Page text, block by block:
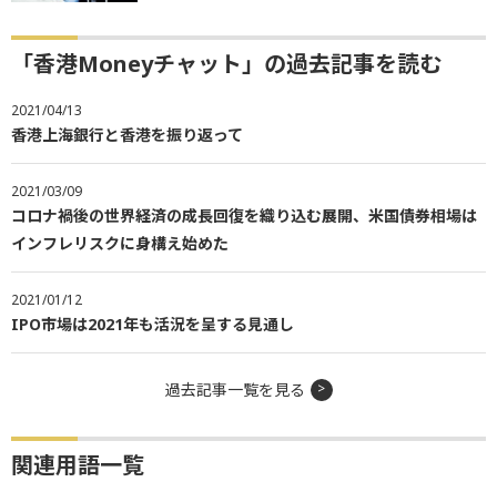
「香港Moneyチャット」の過去記事を読む
2021/04/13
香港上海銀行と香港を振り返って
2021/03/09
コロナ禍後の世界経済の成長回復を織り込む展開、米国債券相場は
インフレリスクに身構え始めた
2021/01/12
IPO市場は2021年も活況を呈する見通し
過去記事一覧を見る
関連用語一覧